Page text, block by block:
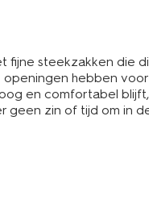
steekzakken die
hebben
en comfortabel
geen zin of tijd om in